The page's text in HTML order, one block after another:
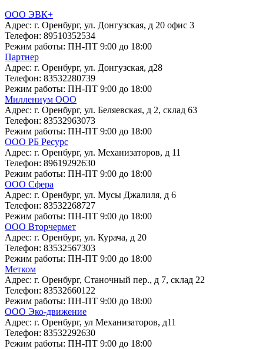
ООО ЭВК+
Адрес: г. Оренбург, ул. Донгузская, д 20 офис 3
Телефон: 89510352534
Режим работы: ПН-ПТ 9:00 до 18:00
Партнер
Адрес: г. Оренбург, ул. Донгузская, д28
Телефон: 83532280739
Режим работы: ПН-ПТ 9:00 до 18:00
Миллениум ООО
Адрес: г. Оренбург, ул. Беляевская, д 2, склад 63
Телефон: 83532963073
Режим работы: ПН-ПТ 9:00 до 18:00
ООО РБ Ресурс
Адрес: г. Оренбург, ул. Механизаторов, д 11
Телефон: 89619292630
Режим работы: ПН-ПТ 9:00 до 18:00
ООО Сфера
Адрес: г. Оренбург, ул. Мусы Джалиля, д 6
Телефон: 83532268727
Режим работы: ПН-ПТ 9:00 до 18:00
ООО Вторчермет
Адрес: г. Оренбург, ул. Курача, д 20
Телефон: 83532567303
Режим работы: ПН-ПТ 9:00 до 18:00
Метком
Адрес: г. Оренбург, Станочный пер., д 7, склад 22
Телефон: 83532660122
Режим работы: ПН-ПТ 9:00 до 18:00
ООО Эко-движение
Адрес: г. Оренбург, ул Механизаторов, д11
Телефон: 83532292630
Режим работы: ПН-ПТ 9:00 до 18:00